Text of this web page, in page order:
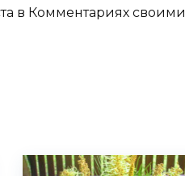
в Комментариях своими